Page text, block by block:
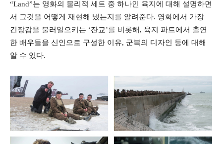
“Land”는 영화의 물리적 세트 중 하나인 육지에 대해 설명하면
서 그것을 어떻게 재현해 냈는지를 알려준다. 영화에서 가장
긴장감을 불러일으키는 ‘잔교’를 비롯해, 육지 파트에서 출연
한 배우들을 신인으로 구성한 이유, 군복의 디자인 등에 대해
알 수 있다.